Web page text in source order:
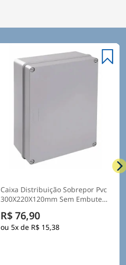
Carregador Veicular 380v 22kw
32a 3f C/cabo - E-connect
R$ 2.585,90
5x de R$ 517,18